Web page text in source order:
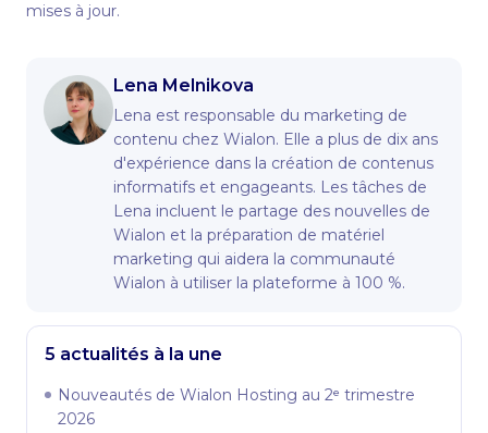
mises à jour.
Lena Melnikova
Lena est responsable du marketing de
contenu chez Wialon. Elle a plus de dix ans
d'expérience dans la création de contenus
informatifs et engageants. Les tâches de
Lena incluent le partage des nouvelles de
Wialon et la préparation de matériel
marketing qui aidera la communauté
Wialon à utiliser la plateforme à 100 %.
5 actualités à la une
Nouveautés de Wialon Hosting au 2ᵉ trimestre
2026